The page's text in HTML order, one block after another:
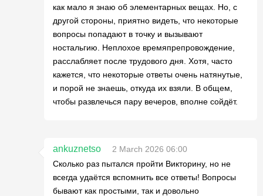
как мало я знаю об элементарных вещах. Но, с
другой стороны, приятно видеть, что некоторые
вопросы попадают в точку и вызывают
ностальгию. Неплохое времяпрепровождение,
расслабляет после трудового дня. Хотя, часто
кажется, что некоторые ответы очень натянутые,
и порой не знаешь, откуда их взяли. В общем,
чтобы развлечься пару вечеров, вполне сойдёт.
ankuznetso
2 March 2026 06:00
Сколько раз пытался пройти Викторину, но не
всегда удаётся вспомнить все ответы! Вопросы
бывают как простыми, так и довольно